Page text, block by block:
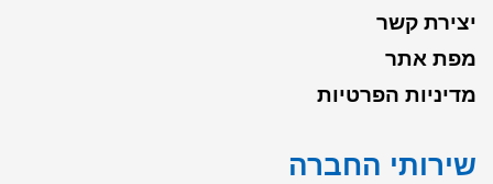
יצירת קשר
מפת אתר
מדיניות הפרטיות
שירותי החברה